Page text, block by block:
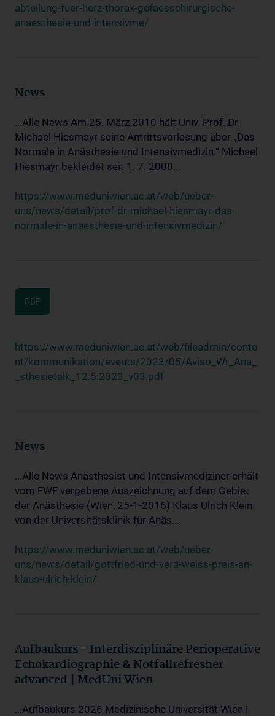
abteilung-fuer-herz-thorax-gefaesschirurgische-
anaesthesie-und-intensivme/
News
...Alle News Am 25. März 2010 hält Univ. Prof. Dr.
Michael Hiesmayr seine Antrittsvorlesung über „Das
Normale in Anästhesie und Intensivmedizin.“ Michael
Hiesmayr bekleidet seit 1. 7. 2008...
https://www.meduniwien.ac.at/web/ueber-
uns/news/detail/prof-dr-michael-hiesmayr-das-
normale-in-anaesthesie-und-intensivmedizin/
PDF
https://www.meduniwien.ac.at/web/fileadmin/conte
nt/kommunikation/events/2023/05/Aviso_Wr_Ana_
_sthesietalk_12.5.2023_v03.pdf
News
...Alle News Anästhesist und Intensivmediziner erhält
vom FWF vergebene Auszeichnung auf dem Gebiet
der Anästhesie (Wien, 25-1-2016) Klaus Ulrich Klein
von der Universitätsklinik für Anäs...
https://www.meduniwien.ac.at/web/ueber-
uns/news/detail/gottfried-und-vera-weiss-preis-an-
klaus-ulrich-klein/
Aufbaukurs - Interdisziplinäre Perioperative
Echokardiographie & Notfallrefresher
advanced | MedUni Wien
...Aufbaukurs 2026 Medizinische Universität Wien |